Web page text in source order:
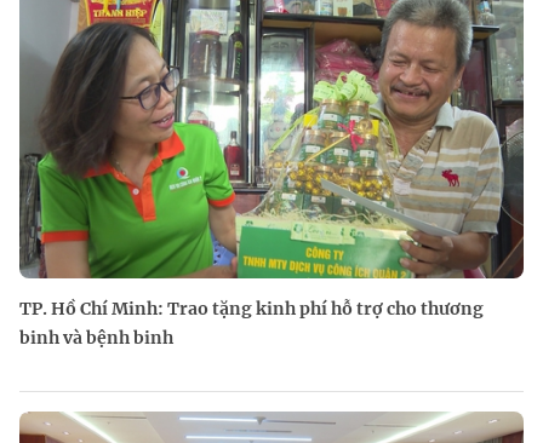
TP. Hồ Chí Minh: Trao tặng kinh phí hỗ trợ cho thương
binh và bệnh binh